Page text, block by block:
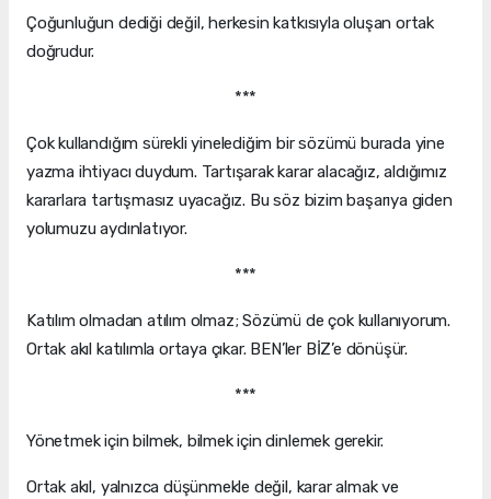
Çoğunluğun dediği değil, herkesin katkısıyla oluşan ortak
doğrudur.
***
Çok kullandığım sürekli yinelediğim bir sözümü burada yine
yazma ihtiyacı duydum. Tartışarak karar alacağız, aldığımız
kararlara tartışmasız uyacağız. Bu söz bizim başarıya giden
yolumuzu aydınlatıyor.
***
Katılım olmadan atılım olmaz; Sözümü de çok kullanıyorum.
Ortak akıl katılımla ortaya çıkar. BEN’ler BİZ’e dönüşür.
***
Yönetmek için bilmek, bilmek için dinlemek gerekir.
Ortak akıl, yalnızca düşünmekle değil, karar almak ve